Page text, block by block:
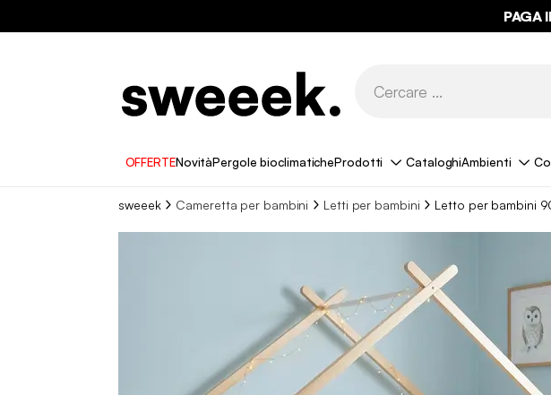
PAGA
OFFERTENovitàPergole bioclimaticheProdotti CataloghiAmbienti
sweeek Cameretta per bambini Letti per bambini Letto per bambini